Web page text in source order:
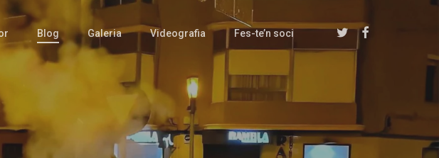
Blog Galeria Videografia Fes-te’n soci twitterfacebook